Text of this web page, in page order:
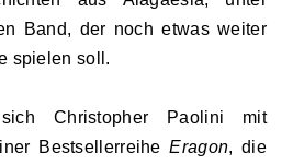
Band, der noch etwas weiter
spielen soll.
Christopher Paolini mit
BestsellerreiheEragon, die